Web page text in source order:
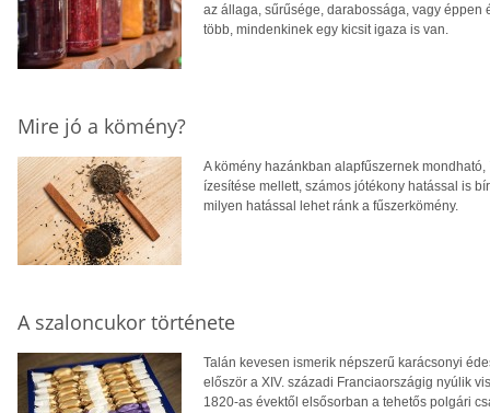
az állaga, sűrűsége, darabossága, vagy
több, mindenkinek egy kicsit igaza is van.
Mire jó a kömény?
A kömény hazánkban alapfűszernek
ízesítése mellett, számos jótékony hatással is
milyen hatással lehet ránk a fűszerkömény.
A szaloncukor története
Talán kevesen ismerik népszerű karácsonyi
először a XIV. századi Franciaországig nyúlik
1820-as évektől elsősorban a tehetős polgári